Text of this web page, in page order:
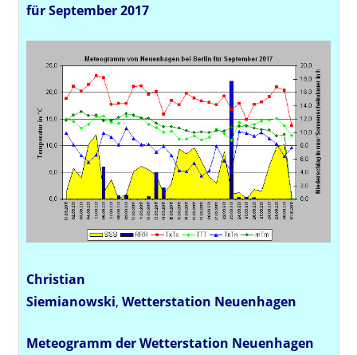
für September 2017
Christian
Siemianowski,Wetterstation Neuenhagen
Meteogramm der Wetterstation Neuenhagen